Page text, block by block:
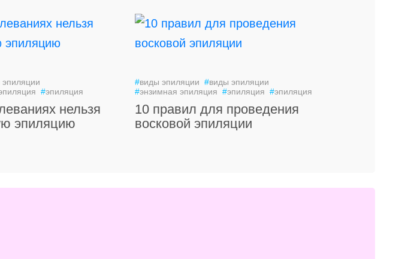
эпиляции
#эпиляция
нельзя
эпиляцию
#виды эпиляции #виды эпиляции
#энзимная эпиляция #эпиляция #эпиляция
10 правил для проведения
восковой эпиляции